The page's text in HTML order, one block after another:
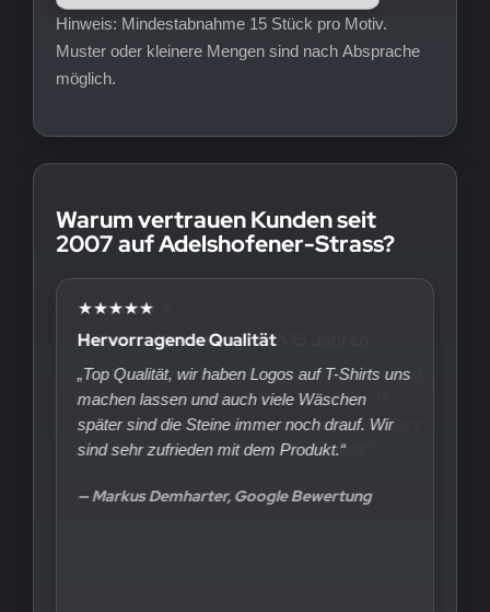
Hinweis: Mindestabnahme 15 Stück pro Motiv.
Muster oder kleinere Mengen sind nach Absprache
möglich.
Warum vertrauen Kunden seit
2007 auf Adelshofener-Strass?
★★★★★
Hervorragende Qualität
„Top Qualität, wir haben Logos auf T-Shirts uns
machen lassen und auch viele Wäschen
später sind die Steine immer noch drauf. Wir
sind sehr zufrieden mit dem Produkt.“
— Markus Demharter, Google Bewertung